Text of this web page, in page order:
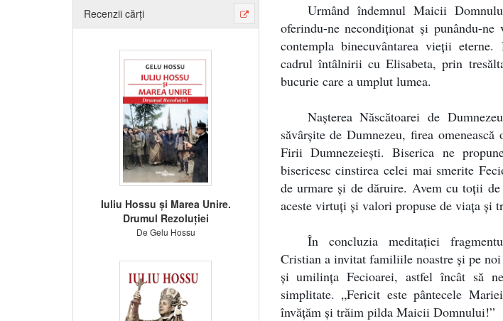
Recenzii cărți
Iuliu Hossu și Marea Unire.
Drumul Rezoluției
De Gelu Hossu
Urmând îndemnul Maicii
oferindu-ne necondiționat și punându-
contempla binecuvântarea vieții
cadrul întâlnirii cu Elisabeta, prin
bucurie care a umplut lumea.
Nașterea Născătoarei de
săvârșite de Dumnezeu, firea
Firii Dumnezeiești. Biserica ne
bisericesc cinstirea celei mai smerite
de urmare și de dăruire. Avem cu toții
aceste virtuți și valori propuse de viața și
În concluzia meditației
Cristian a invitat familiile noastre și pe
și umilința Fecioarei, astfel încât să
simplitate. „Fericit este pântecele
învățăm și trăim pilda Maicii Domnului!”